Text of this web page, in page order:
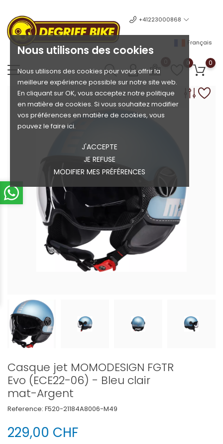
Nous utilisons des cookies
Nous utilisons des cookies pour vous offrir la
meilleure expérience possible sur notre site web.
En cliquant sur OK, vous acceptez notre politique
en matière de cookies. Si vous souhaitez modifier
vos préférences en matière de cookies, vous
pouvez le faire ici.
J'ACCEPTE
JE REFUSE
MODIFIER MES PRÉFÉRENCES
+41223000868
Français
0 0
Casque jet MOMODESIGN FGTR
Evo (ECE22-06) - Bleu clair
mat-Argent
Reference: F520-21184A8006-M49
229,00 CHF